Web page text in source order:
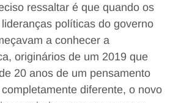
ressaltar é que quando os
políticas do governo
a conhecer a
originários de um 2019 que
20 anos de um pensamento
diferente, o novo